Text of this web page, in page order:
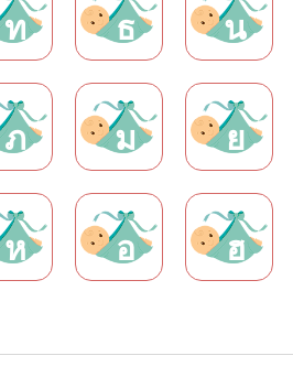
ท ธ น
ภ ม ย
ห อ ฮ